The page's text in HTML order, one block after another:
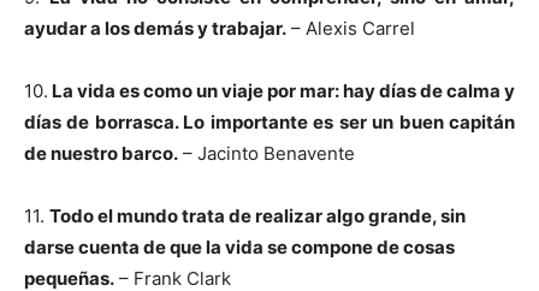
ayudar a los demás y trabajar. – Alexis Carrel
10. La vida es como un viaje por mar: hay días de calma y
días de borrasca. Lo importante es ser un buen capitán
de nuestro barco. – Jacinto Benavente
11. Todo el mundo trata de realizar algo grande, sin
darse cuenta de que la vida se compone de cosas
pequeñas. – Frank Clark